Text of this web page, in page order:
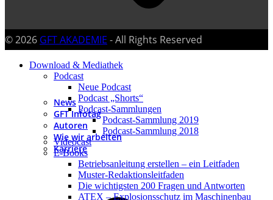
News
GFT Infotag
Autoren
Wie wir arbeiten
Karriere
© 2026 GFT AKADEMIE - All Rights Reserved
Download & Mediathek
Podcast
Neue Podcast
Podcast „Shorts“
Podcast-Sammlungen
Podcast-Sammlung 2019
Podcast-Sammlung 2018
Videocast
E-Books
Betriebsanleitung erstellen – ein Leitfaden
Muster-Redaktionsleitfaden
Die wichtigsten 200 Fragen und Antworten
ATEX – Explosionsschutz im Maschinenbau